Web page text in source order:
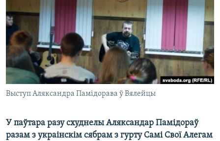
КУЛЬТУРА
КАЛЯНДАР
МОВА
НА ХВАЛЯХ СВАБОДЫ
Выступ Аляксандра Памідорава ў Вялейцы
У паўтара разу схуднелы Аляксандар Памідораў
разам з украінскім сябрам з гурту Самі Свої Алегам